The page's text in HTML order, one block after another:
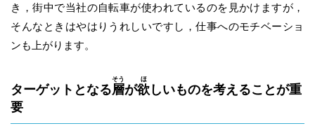
き，街中で当社の自転車が使われているのを見かけますが，
そんなときはやはりうれしいですし，仕事へのモチベーショ
ンも上がります。
ターゲットとなる層
そう
が欲
ほ
しいものを考えることが重
要